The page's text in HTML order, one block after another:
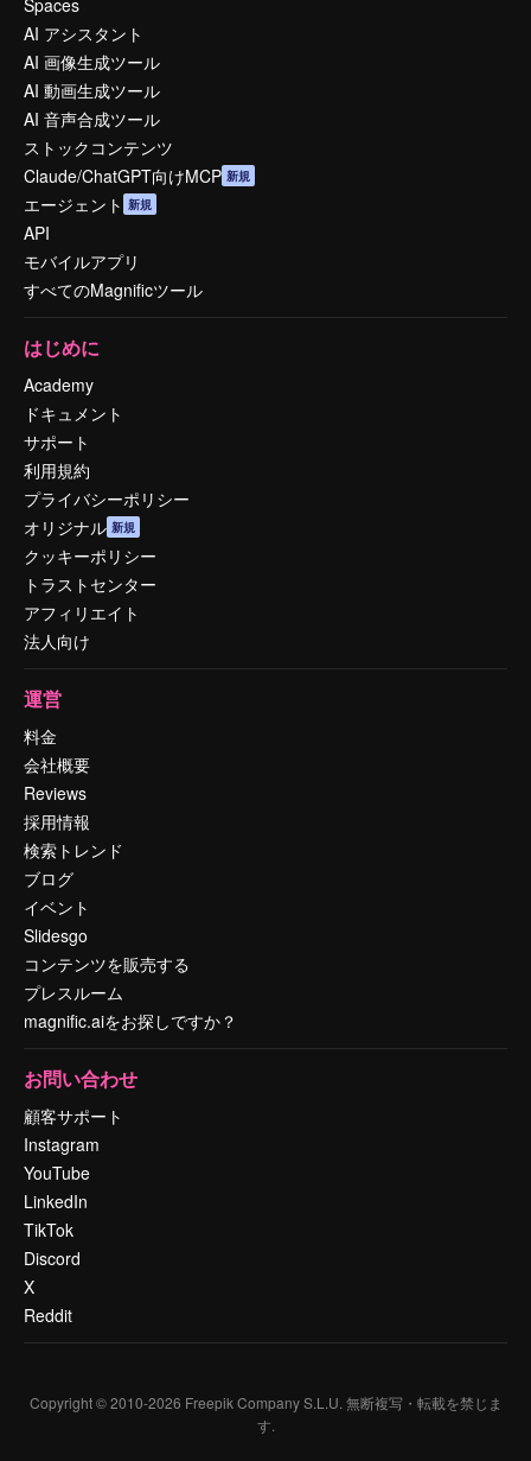
Spaces
AI アシスタント
AI 画像生成ツール
AI 動画生成ツール
AI 音声合成ツール
ストックコンテンツ
Claude/ChatGPT向けMCP 新規
エージェント 新規
API
モバイルアプリ
すべてのMagnificツール
はじめに
Academy
ドキュメント
サポート
利用規約
プライバシーポリシー
オリジナル 新規
クッキーポリシー
トラストセンター
アフィリエイト
法人向け
運営
料金
会社概要
Reviews
採用情報
検索トレンド
ブログ
イベント
Slidesgo
コンテンツを販売する
プレスルーム
magnific.aiをお探しですか？
お問い合わせ
顧客サポート
Instagram
YouTube
LinkedIn
TikTok
Discord
X
Reddit
Copyright © 2010-2026 Freepik Company S.L.U. 無断複写・転載を禁じま
す.